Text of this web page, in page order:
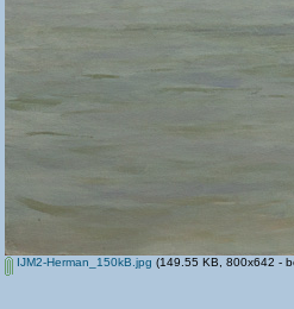
IJM2-Herman_150kB.jpg (149.55 KB, 800x642 -